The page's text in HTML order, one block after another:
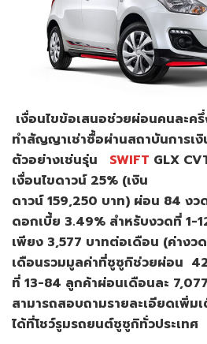
เงื่อนไขข้อเสนอช่วยผ่อนคนละค
ทำสัญญาเช่าซื้อผ่านสถาบันการเงิ
ตัวอย่างเช่นรุ่น SWIFT GLX
เงื่อนไขดาวน์ 25% (เงิน
ดาวน์ 159,250 บาท) ผ่อน 84 งว
ดอกเบี้ย 3.49% สำหรับงวดที่ 1-
เพียง 3,577 บาทต่อเดือน (ค่าง
เดือนรวมมูลค่าที่ซูซูกิช่วยผ่อน
ที่ 13-84 ลูกค้าผ่อนเดือนละ
สามารถสอบถามรายละเอียดเพิ่ม
ได้ที่โชว์รูมรถยนต์ซูซูกิทั่วประเทศ